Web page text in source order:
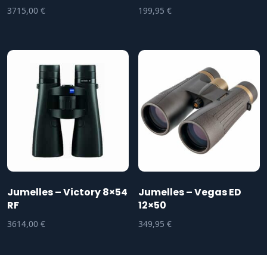
3715,00 € 199,95€
Jumelles – Victory 8×54
RF
3614,00 €
Jumelles – Vegas ED
12×50
349,95€